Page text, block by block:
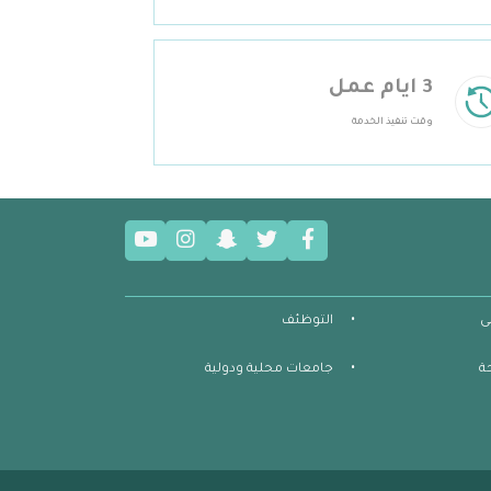
3 ايام عمل
وقت تنفيذ الخدمة
التوظئف
جامعات محلية ودولية